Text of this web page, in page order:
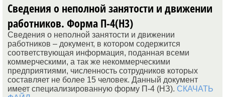
Сведения о неполной занятости и движении
работников. Форма П-4(Н3)
Сведения о неполной занятости и движении
работников – документ, в котором содержится
соответствующая информация, поданная всеми
коммерческими, а так же некоммерческими
предприятиями, численность сотрудников которых
составляет не более 15 человек. Данный документ
имеет специализированную форму П-4 (НЗ). СКАЧАТЬ